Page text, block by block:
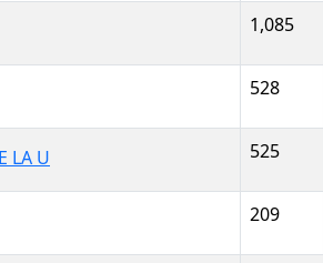
1,085
528
LA U 525
209